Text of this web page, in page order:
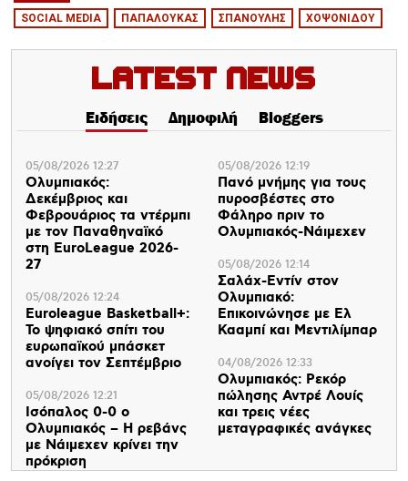
SOCIAL MEDIA ΠΑΠΑΛΟΥΚΑΣ ΣΠΑΝΟΥΛΗΣ ΧΟΨΟΝΙΔΟΥ
Latest News
Ειδήσεις Δημοφιλή Bloggers
05/08/2026 12:27
Ολυμπιακός:
Δεκέμβριος και
Φεβρουάριος τα ντέρμπι
με τον Παναθηναϊκό
στη EuroLeague 2026-
27
05/08/2026 12:24
Euroleague Basketball+:
Το ψηφιακό σπίτι του
ευρωπαϊκού μπάσκετ
ανοίγει τον Σεπτέμβριο
05/08/2026 12:21
Ισόπαλος 0-0 ο
Ολυμπιακός – Η ρεβάνς
με Νάιμεχεν κρίνει την
πρόκριση
05/08/2026 12:19
Πανό μνήμης για τους
πυροσβέστες στο
Φάληρο πριν το
Ολυμπιακός-Νάιμεχεν
05/08/2026 12:14
Σαλάχ-Εντίν στον
Ολυμπιακό:
Επικοινώνησε με Ελ
Κααμπί και Μεντιλίμπαρ
04/08/2026 12:33
Ολυμπιακός: Ρεκόρ
πώλησης Αντρέ Λουίς
και τρεις νέες
μεταγραφικές ανάγκες